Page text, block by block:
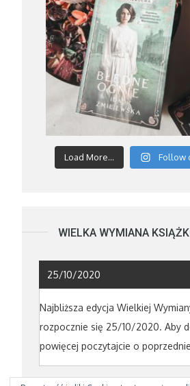
Load More... Follow
WIELKA WYMIANA
25/10/2020
Najbliższa edycja Wielkiej
rozpocznie się 25/10/2020. Aby
powięcej poczytajcie o